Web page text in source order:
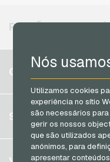
Nós
Utilizamos cookies
experiência no sítio
são necessários
gerir os nossos
que são utilizados
anónimos, para
apresentar
Neosurf Cartoes de
Razer Gold Cartoes de
Transcash Cartoes de
REGIÕES
Bélgica
Alemanha (DE)
Alemanha (EN)
França
Itália
CONTA
Registrar
Meu carrinho
SERVIÇO
FAQ